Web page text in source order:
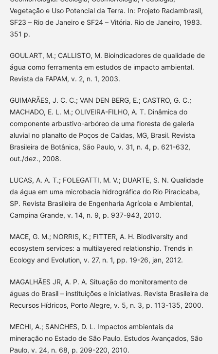
Vegetação e Uso Potencial da Terra. In: Projeto Radambrasil,
SF23 – Rio de Janeiro e SF24 – Vitória. Rio de Janeiro, 1983.
351 p.
GOULART, M.; CALLISTO, M. Bioindicadores de qualidade de
água como ferramenta em estudos de impacto ambiental.
Revista da FAPAM, v. 2, n. 1, 2003.
GUIMARÃES, J. C. C.; VAN DEN BERG, E.; CASTRO, G. C.;
MACHADO, E. L. M.; OLIVEIRA-FILHO, A. T. Dinâmica do
componente arbustivo-arbóreo de uma floresta de galeria
aluvial no planalto de Poços de Caldas, MG, Brasil. Revista
Brasileira de Botânica, São Paulo, v. 31, n. 4, p. 621-632,
out./dez., 2008.
LUCAS, A. A. T.; FOLEGATTI, M. V.; DUARTE, S. N. Qualidade
da água em uma microbacia hidrográfica do Rio Piracicaba,
SP. Revista Brasileira de Engenharia Agrícola e Ambiental,
Campina Grande, v. 14, n. 9, p. 937-943, 2010.
MACE, G. M.; NORRIS, K.; FITTER, A. H. Biodiversity and
ecosystem services: a multilayered relationship. Trends in
Ecology and Evolution, v. 27, n. 1, pp. 19-26, jan, 2012.
MAGALHÃES JR, A. P. A. Situação do monitoramento de
águas do Brasil – instituições e iniciativas. Revista Brasileira de
Recursos Hídricos, Porto Alegre, v. 5, n. 3, p. 113-135, 2000.
MECHI, A.; SANCHES, D. L. Impactos ambientais da
mineração no Estado de São Paulo. Estudos Avançados, São
Paulo, v. 24, n. 68, p. 209-220, 2010.